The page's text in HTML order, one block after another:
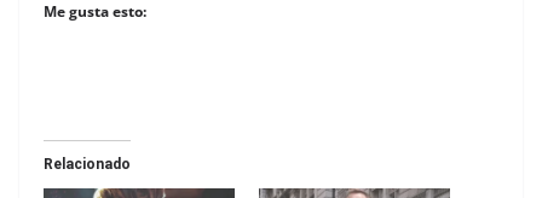
Me gusta esto:
Relacionado